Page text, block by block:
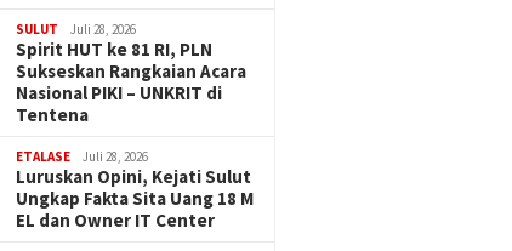
SULUT Juli 28, 2026
Spirit HUT ke 81 RI, PLN
Sukseskan Rangkaian Acara
Nasional PIKI – UNKRIT di
Tentena
ETALASE Juli 28, 2026
Luruskan Opini, Kejati Sulut
Ungkap Fakta Sita Uang 18 M
EL dan Owner IT Center